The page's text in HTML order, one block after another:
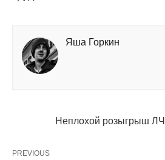
Яша Горкин
Неплохой розыгрыш
PREVIOUS